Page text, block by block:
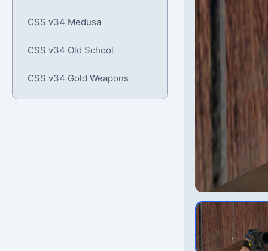
CSS v34 Medusa
CSS v34 Old School
CSS v34 Gold Weapons